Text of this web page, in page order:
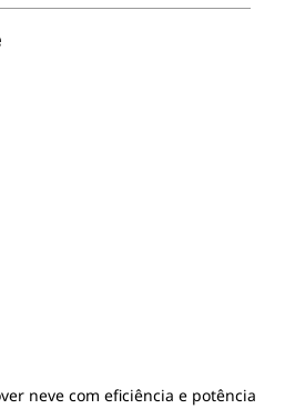
neve com eficiência e potência